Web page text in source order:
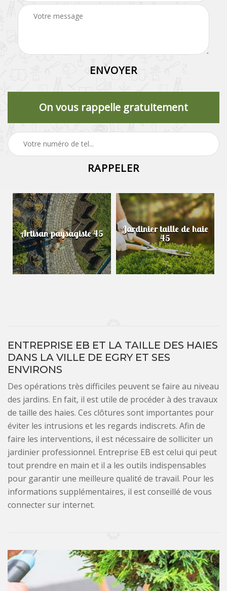
On vous rappelle gratuitement
Artisan paysagiste 45 Jardinier taille de haie
45
ENTREPRISE EB ET LA TAILLE DES HAIES
DANS LA VILLE DE EGRY ET SES
ENVIRONS
Des opérations très difficiles peuvent se faire au niveau
des jardins. En fait, il est utile de procéder à des travaux
de taille des haies. Ces clôtures sont importantes pour
éviter les intrusions et les regards indiscrets. Afin de
faire les interventions, il est nécessaire de solliciter un
jardinier professionnel. Entreprise EB est celui qui peut
tout prendre en main et il a les outils indispensables
pour garantir une meilleure qualité de travail. Pour les
informations supplémentaires, il est conseillé de vous
connecter sur internet.